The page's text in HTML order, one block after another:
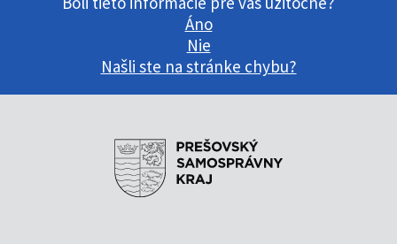
Áno
Nie
Našli ste na stránke chybu?